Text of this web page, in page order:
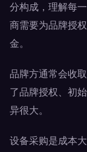
分构成，理解每
商需要为品牌授
金。
品牌方通常会收
了品牌授权、初
异很大。
设备采购是成本